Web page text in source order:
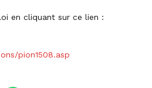
en cliquant sur ce lien :
pion1508.asp